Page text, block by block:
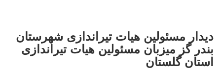
دیدار مسئولین هیات تیراندازی شهرستان
بندر گز میزبان مسئولین هیات تیراندازی
استان گلستان